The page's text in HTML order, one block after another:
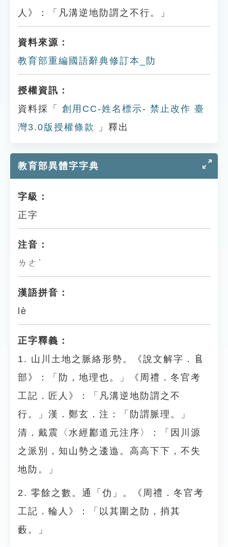
人》：「凡溝逆地阞謂之不行。」
資料來源：
教育部重編國語辭典修訂本_阞
授權資訊：
資料採「
創用CC-姓名標示- 禁止改作 臺
灣3.0版授權條款
」釋出
教育部異體字字典
字級：
正字
注音：
ㄌㄜˋ
漢語拼音：
lè
正字釋義：
1. 山川土地之脈絡形勢。《說文解字．𨸏
部》：「阞，地理也。」《周禮．冬官考
工記．匠人》：「凡溝逆地阞謂之不
行。」漢．鄭玄．注：「阞謂脈理。」
清．戴震〈水經酈道元注序〉：「因川源
之派別，知山勢之逶迆。高高下下，不失
地阞。」
2. 零餘之數。通「仂」。《周禮．冬官考
工記．輪人》：「以其圍之阞，捎其
藪。」